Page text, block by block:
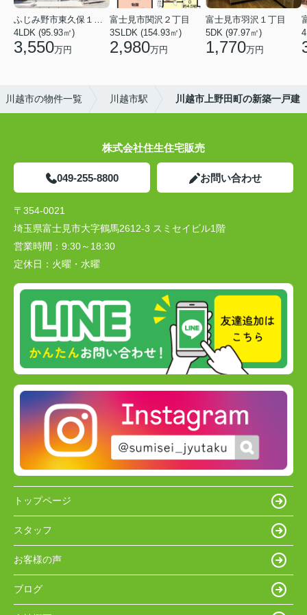
4LDK (95.93㎡)
3,550万円
富士見市関沢２丁目
3SLDK (154.93㎡)
2,980万円
富士見市羽沢１丁目
5DK (97.97㎡)
1,770万円
川越市の物件一覧 川越市駅 川越市上野田町の新築一戸建
株式会社住生住宅販売
049-255-8800 お問い合わせ
〒354-0021
埼玉県富士見市大字鶴馬2612-3 スミセイビル1階
営業時間： 9:30～18:30
定休日： 火曜・水曜
トップページ
スタッフ
お客様の声
ブログ